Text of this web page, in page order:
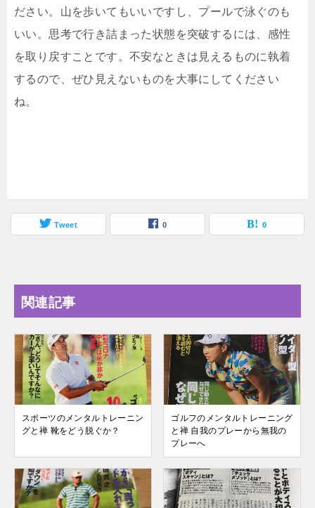
ださい。山を歩いてもいいですし、プールで泳ぐのも
いい。思考で行き詰まった状態を突破するには、感性
を取り戻すことです。不安なときは見えるものに執着
するので、ぜひ見えないものを大事にしてください
ね。
Tweet 0 0
関連記事
スポーツのメンタルトレーニン
グと禅 靴をどう脱ぐか？
ゴルフのメンタルトレーニング
と禅 自我のプレーから無我の
プレーへ